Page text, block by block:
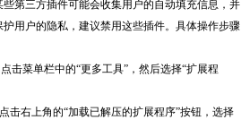
些第三方插件可能会收集用户的自动填充信息，并
用户的隐私，建议禁用这些插件。具体操作步骤
击菜单栏中的“更多工具”，然后选择“扩展程
击右上角的“加载已解压的扩展程序”按钮，选择